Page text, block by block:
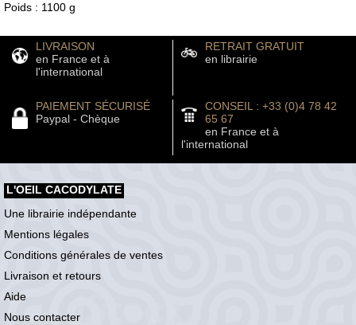
Poids : 1100 g
LIVRAISON
en France et à
l'international
RETRAIT GRATUIT
en librairie
PAIEMENT SÉCURISÉ
Paypal - Chèque
CONSEIL : +33 (0)4 78 42
65 67
en France et à
l'international
L'OEIL CACODYLATE
Une librairie indépendante
Mentions légales
Conditions générales de ventes
Livraison et retours
Aide
Nous contacter